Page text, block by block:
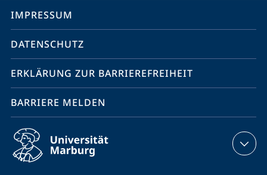
Service-
Navigation
IMPRESSUM
DATENSCHUTZ
ERKLÄRUNG ZUR BARRIEREFREIHEIT
BARRIERE MELDEN